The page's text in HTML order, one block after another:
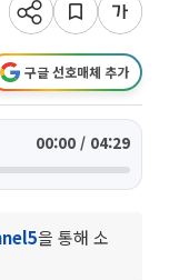
구글 선호매체 추가
00:00 / 04:29
을 통해 소